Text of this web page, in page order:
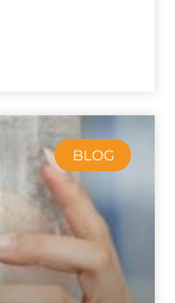
BLOG